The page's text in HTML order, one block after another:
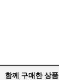
함께 구매한 상품